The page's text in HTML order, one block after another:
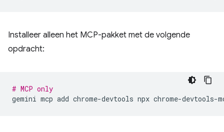
Installeer alleen het MCP-pakket met de volgende
opdracht:
# MCP only
gemini mcp add chrome-devtools npx